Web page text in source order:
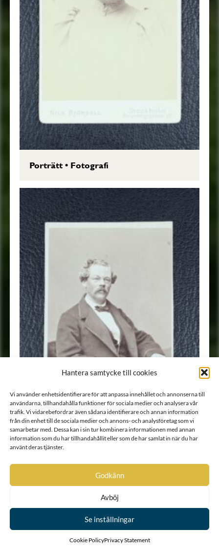
Hantera samtycke till cookies
Vi använder enhetsidentifierare för att anpassa innehållet och annonserna till
användarna, tillhandahålla funktioner för sociala medier och analysera vår
trafik. Vi vidarebefordrar även sådana identifierare och annan information
från din enhet till de sociala medier och annons- och analysföretag som vi
samarbetar med. Dessa kan i sin tur kombinera informationen med annan
information som du har tillhandahållit eller som de har samlat in när du har
använt deras tjänster.
Godkänn
Avböj
Se inställningar
Cookie PolicyPrivacy Statement
Porträtt• Fotografi
Fotografi